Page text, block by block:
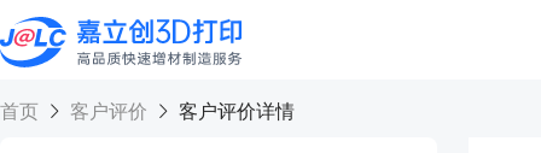
首页 客户评价 客户评价详情